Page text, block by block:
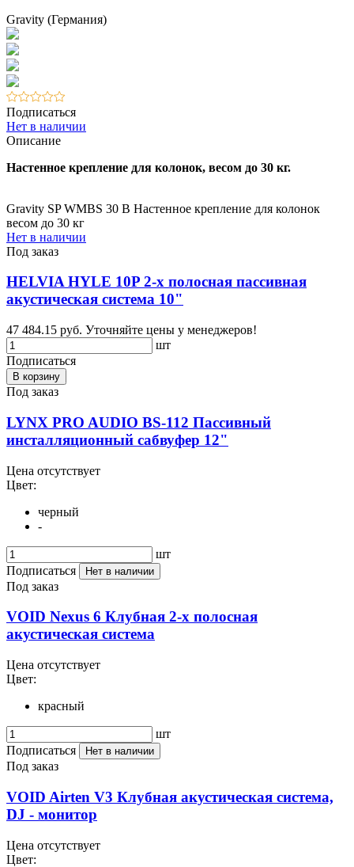
Gravity (Германия)
Подписаться
Нет в наличии
Описание
Настенное крепление для колонок, весом до 30 кг.
Gravity SP WMBS 30 B Настенное крепление для колонок
весом до 30 кг
Нет в наличии
Под заказ
HELVIA HYLE 10P 2-х полосная пассивная
акустическая система 10"
47 484.15 руб. Уточняйте цены у менеджеров!
шт
Подписаться
В корзину
Под заказ
LYNX PRO AUDIO BS-112 Пассивный
инсталляционный сабвуфер 12"
Цена отсутствует
Цвет:
черный
-
шт
Подписаться
Нет в наличии
Под заказ
VOID Nexus 6 Клубная 2-х полосная
акустическая система
Цена отсутствует
Цвет:
красный
шт
Подписаться
Нет в наличии
Под заказ
VOID Airten V3 Клубная акустическая система,
DJ - монитор
Цена отсутствует
Цвет: